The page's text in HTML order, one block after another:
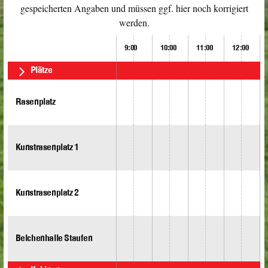
gespeicherten Angaben und müssen ggf. hier noch korrigiert
werden.
9:00 10:00 11:00 12:00
Plätze
Rasenplatz
Kunstrasenplatz 1
Kunstrasenplatz 2
Belchenhalle Staufen